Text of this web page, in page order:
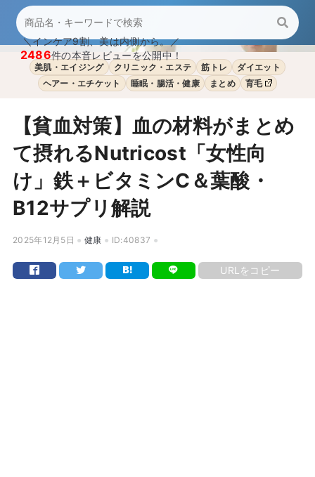
＼インケア9割、美は内側から。／
2486件の本音レビューを公開中！
美肌・エイジング クリニック・エステ 筋トレ
ダイエット
ヘアー・エチケット
睡眠・腸活・健康 まとめ 育毛
【貧血対策】血の材料がまとめ
て摂れるNutricost「女性向
け」鉄＋ビタミンC＆葉酸・
B12サプリ解説
2025年12月5日 健康 ID:40837
URLをコピー